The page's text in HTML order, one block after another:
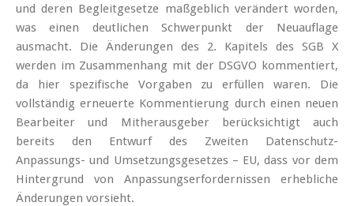
und deren Begleitgesetze maßgeblich verändert worden,
was einen deutlichen Schwerpunkt der Neuauflage
ausmacht. Die Änderungen des 2. Kapitels des SGB X
werden im Zusammenhang mit der DSGVO kommentiert,
da hier spezifische Vorgaben zu erfüllen waren. Die
vollständig erneuerte Kommentierung durch einen neuen
Bearbeiter und Mitherausgeber berücksichtigt auch
bereits den Entwurf des Zweiten Datenschutz-
Anpassungs- und Umsetzungsgesetzes – EU, dass vor dem
Hintergrund von Anpassungserfordernissen erhebliche
Änderungen vorsieht.